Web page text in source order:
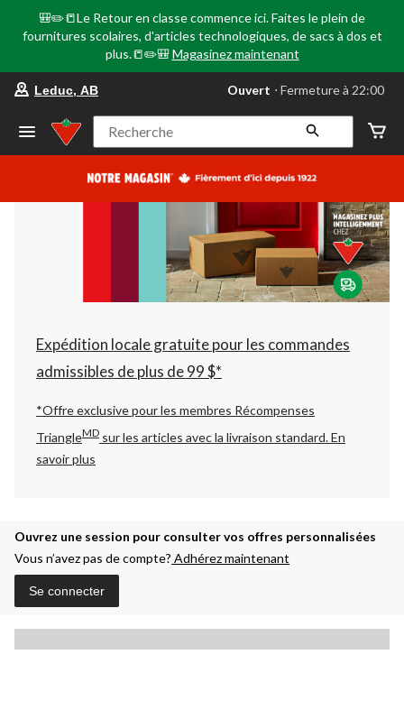
🎒✏️📒Le Retour en classe commence ici. Faites le plein de
fournitures scolaires, d'articles technologiques, de sacs à dos et
plus.📒✏️🎒 Magasinez maintenant
votre
préféré
Leduc,
AB,
courament
Fermeture
à
22:00
cliquer
pour
changer
Leduc, AB Ouvert ⋅ Fermeture à 22:00
Recherche
Expédition locale gratuite pour les commandes
admissibles de plus de 99 $*
*Offre exclusive pour les membres Récompenses
TriangleMD sur les articles avec la livraison standard.En
savoir plus
Ouvrez une session pour consulter vos offres personnalisées
Vous n’avez pas de compte? Adhérez maintenant
Se connecter